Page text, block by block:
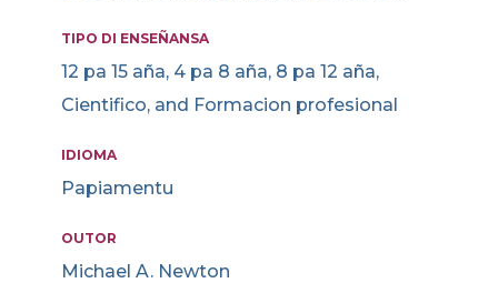
TIPO DI ENSEÑANSA
12 pa 15 aña, 4 pa 8 aña, 8 pa 12 aña,
Cientifico, and Formacion profesional
IDIOMA
Papiamentu
OUTOR
Michael A. Newton